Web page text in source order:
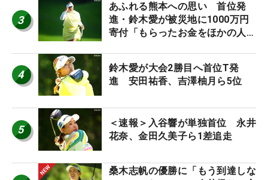
3
あふれる熊本への思い 首位発
進・鈴木愛が被災地に1000万円
寄付「もらったお金をほかの人
4
鈴木愛が大会2勝目へ首位T発
進 安田祐香、吉澤柚月ら5位
5
＜速報＞入谷響が単独首位 永井
花奈、金田久美子ら1差追走
桑木志帆の優勝に「もう到達しな